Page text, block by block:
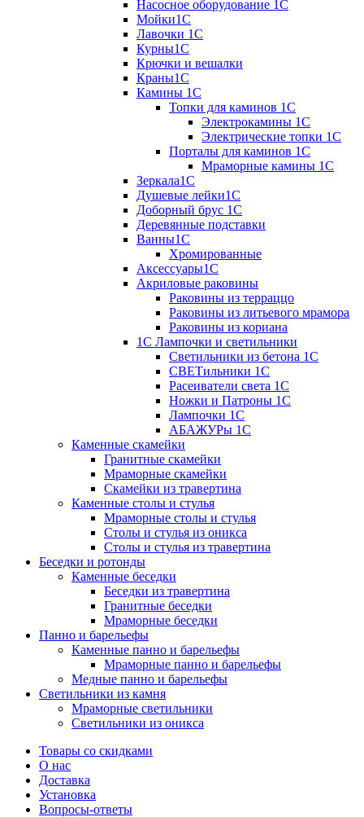
Насосное оборудование 1С
Мойки1С
Лавочки 1С
Курны1С
Крючки и вешалки
Краны1С
Камины 1C
Топки для каминов 1C
Электрокамины 1С
Электрические топки 1C
Порталы для каминов 1С
Мраморные камины 1C
Зеркала1С
Душевые лейки1С
Доборный брус 1С
Деревянные подставки
Ванны1С
Хромированные
Аксессуары1С
Акриловые раковины
Раковины из терраццо
Раковины из литьевого мрамора
Раковины из кориана
1С Лампочки и светильники
Светильники из бетона 1С
СВЕТильники 1С
Расеиватели света 1С
Ножки и Патроны 1С
Лампочки 1С
АБАЖУРы 1С
Каменные скамейки
Гранитные скамейки
Мраморные скамейки
Скамейки из травертина
Каменные столы и стулья
Мраморные столы и стулья
Столы и стулья из оникса
Столы и стулья из травертина
Беседки и ротонды
Каменные беседки
Беседки из травертина
Гранитные беседки
Мраморные беседки
Панно и барельефы
Каменные панно и барельефы
Мраморные панно и барельефы
Медные панно и барельефы
Светильники из камня
Мраморные светильники
Светильники из оникса
Товары со скидками
О нас
Доставка
Установка
Вопросы-ответы